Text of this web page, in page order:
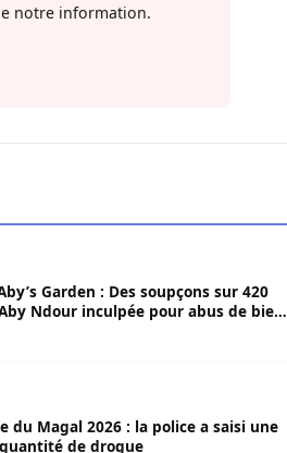
notre information.
Garden : Des soupçons sur 420
Ndour inculpée pour abus de biens
du Magal 2026 : la police a saisi une
de drogue